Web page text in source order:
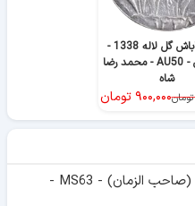
سکه شاباش گل لاله 1338 -
شاد باش - AU50 - محمد رضا
شاه
تومان۹۰۰,۰۰۰ تومان
سکه شاباش گل لاله بدون تاریخ (صاحب الزمان) - MS63 -